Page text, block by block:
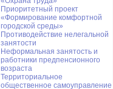
Приоритетный проект
«Формирование комфортной
городской среды»
Противодействие нелегальной
занятости
Неформальная занятость и
работники предпенсионного
возраста
Территориальное
общественное самоуправление